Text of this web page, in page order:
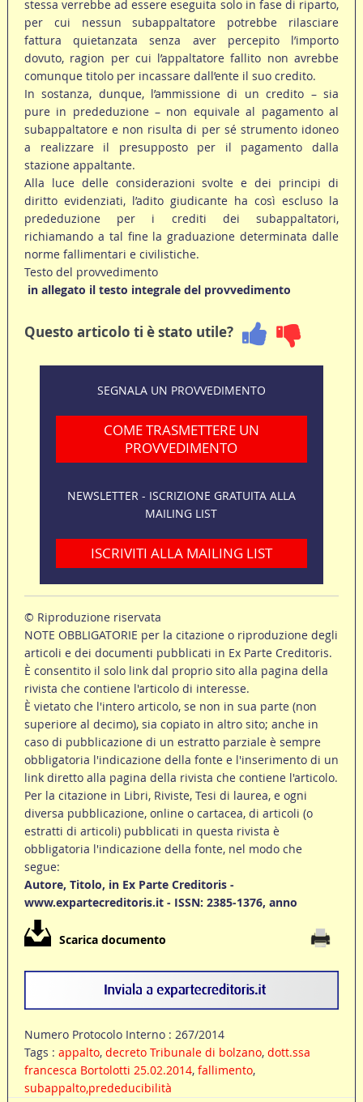
stessa verrebbe ad essere eseguita solo in fase di riparto,
per cui nessun subappaltatore potrebbe rilasciare
fattura quietanzata senza aver percepito l’importo
dovuto, ragion per cui l’appaltatore fallito non avrebbe
comunque titolo per incassare dall’ente il suo credito.
In sostanza, dunque, l’ammissione di un credito – sia
pure in prededuzione – non equivale al pagamento al
subappaltatore e non risulta di per sé strumento idoneo
a realizzare il presupposto per il pagamento dalla
stazione appaltante.
Alla luce delle considerazioni svolte e dei principi di
diritto evidenziati, l’adito giudicante ha così escluso la
prededuzione per i crediti dei subappaltatori,
richiamando a tal fine la graduazione determinata dalle
norme fallimentari e civilistiche.
Testo del provvedimento
in allegato il testo integrale del provvedimento
Questo articolo ti è stato utile?
SEGNALA UN PROVVEDIMENTO
COME TRASMETTERE UN
PROVVEDIMENTO
NEWSLETTER - ISCRIZIONE GRATUITA ALLA
MAILING LIST
ISCRIVITI ALLA MAILING LIST
© Riproduzione riservata
NOTE OBBLIGATORIE per la citazione o riproduzione degli
articoli e dei documenti pubblicati in Ex Parte Creditoris.
È consentito il solo link dal proprio sito alla pagina della
rivista che contiene l'articolo di interesse.
È vietato che l'intero articolo, se non in sua parte (non
superiore al decimo), sia copiato in altro sito; anche in
caso di pubblicazione di un estratto parziale è sempre
obbligatoria l'indicazione della fonte e l'inserimento di un
link diretto alla pagina della rivista che contiene l'articolo.
Per la citazione in Libri, Riviste, Tesi di laurea, e ogni
diversa pubblicazione, online o cartacea, di articoli (o
estratti di articoli) pubblicati in questa rivista è
obbligatoria l'indicazione della fonte, nel modo che
segue:
Autore, Titolo, in Ex Parte Creditoris -
www.expartecreditoris.it - ISSN: 2385-1376, anno
Scarica documento
Numero Protocolo Interno : 267/2014
Tags : appalto, decreto Tribunale di bolzano, dott.ssa
francesca Bortolotti 25.02.2014, fallimento,
subappalto,prededucibilità